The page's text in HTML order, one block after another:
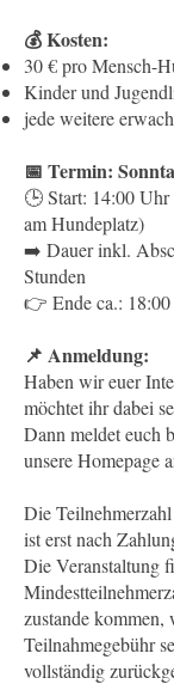
💰 Kosten:
30 € pro Mensch-
Kinder und
jede weitere
📅 Termin:
🕒 Start: 14:00
am Hundeplatz)
➡️ Dauer inkl.
Stunden
👉 Ende ca.:
📌 Anmeldung:
Haben wir euer
möchtet ihr dabei
Dann meldet euch
unsere Homepage
Die
ist erst nach
Die Veranstaltung
zustande kommen,
Teilnahmegebühr
vollständig